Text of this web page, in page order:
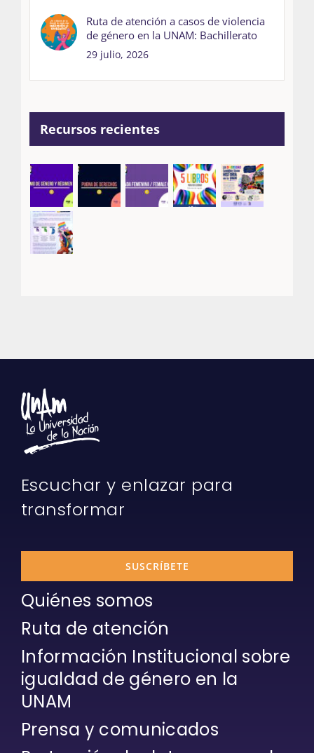
Ruta de atención a casos de violencia
de género en la UNAM: Bachillerato
29 julio, 2026
Recursos recientes
Escuchar y enlazar para
transformar
SUSCRÍBETE
Quiénes somos
Ruta de atención
Información Institucional sobre
igualdad de género en la
UNAM
Prensa y comunicados